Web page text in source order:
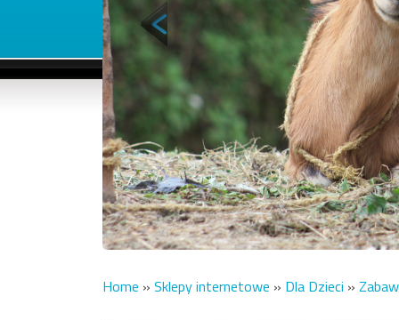
Home » Sklepy internetowe » Dla Dzieci »